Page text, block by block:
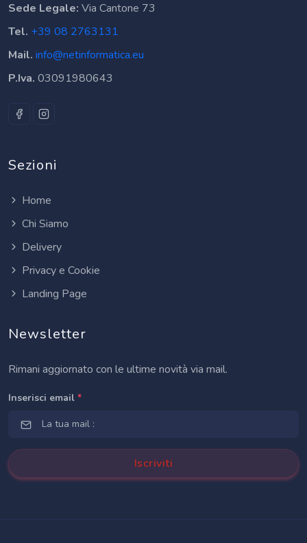
Sede Legale: Via Cantone 73
Tel. +39 08 2763131
Mail. info@netinformatica.eu
P.Iva. 03091980643
Sezioni
Home
Chi Siamo
Delivery
Privacy e Cookie
Landing Page
Newsletter
Rimani aggiornato con le ultime novità via mail.
Inserisci email *